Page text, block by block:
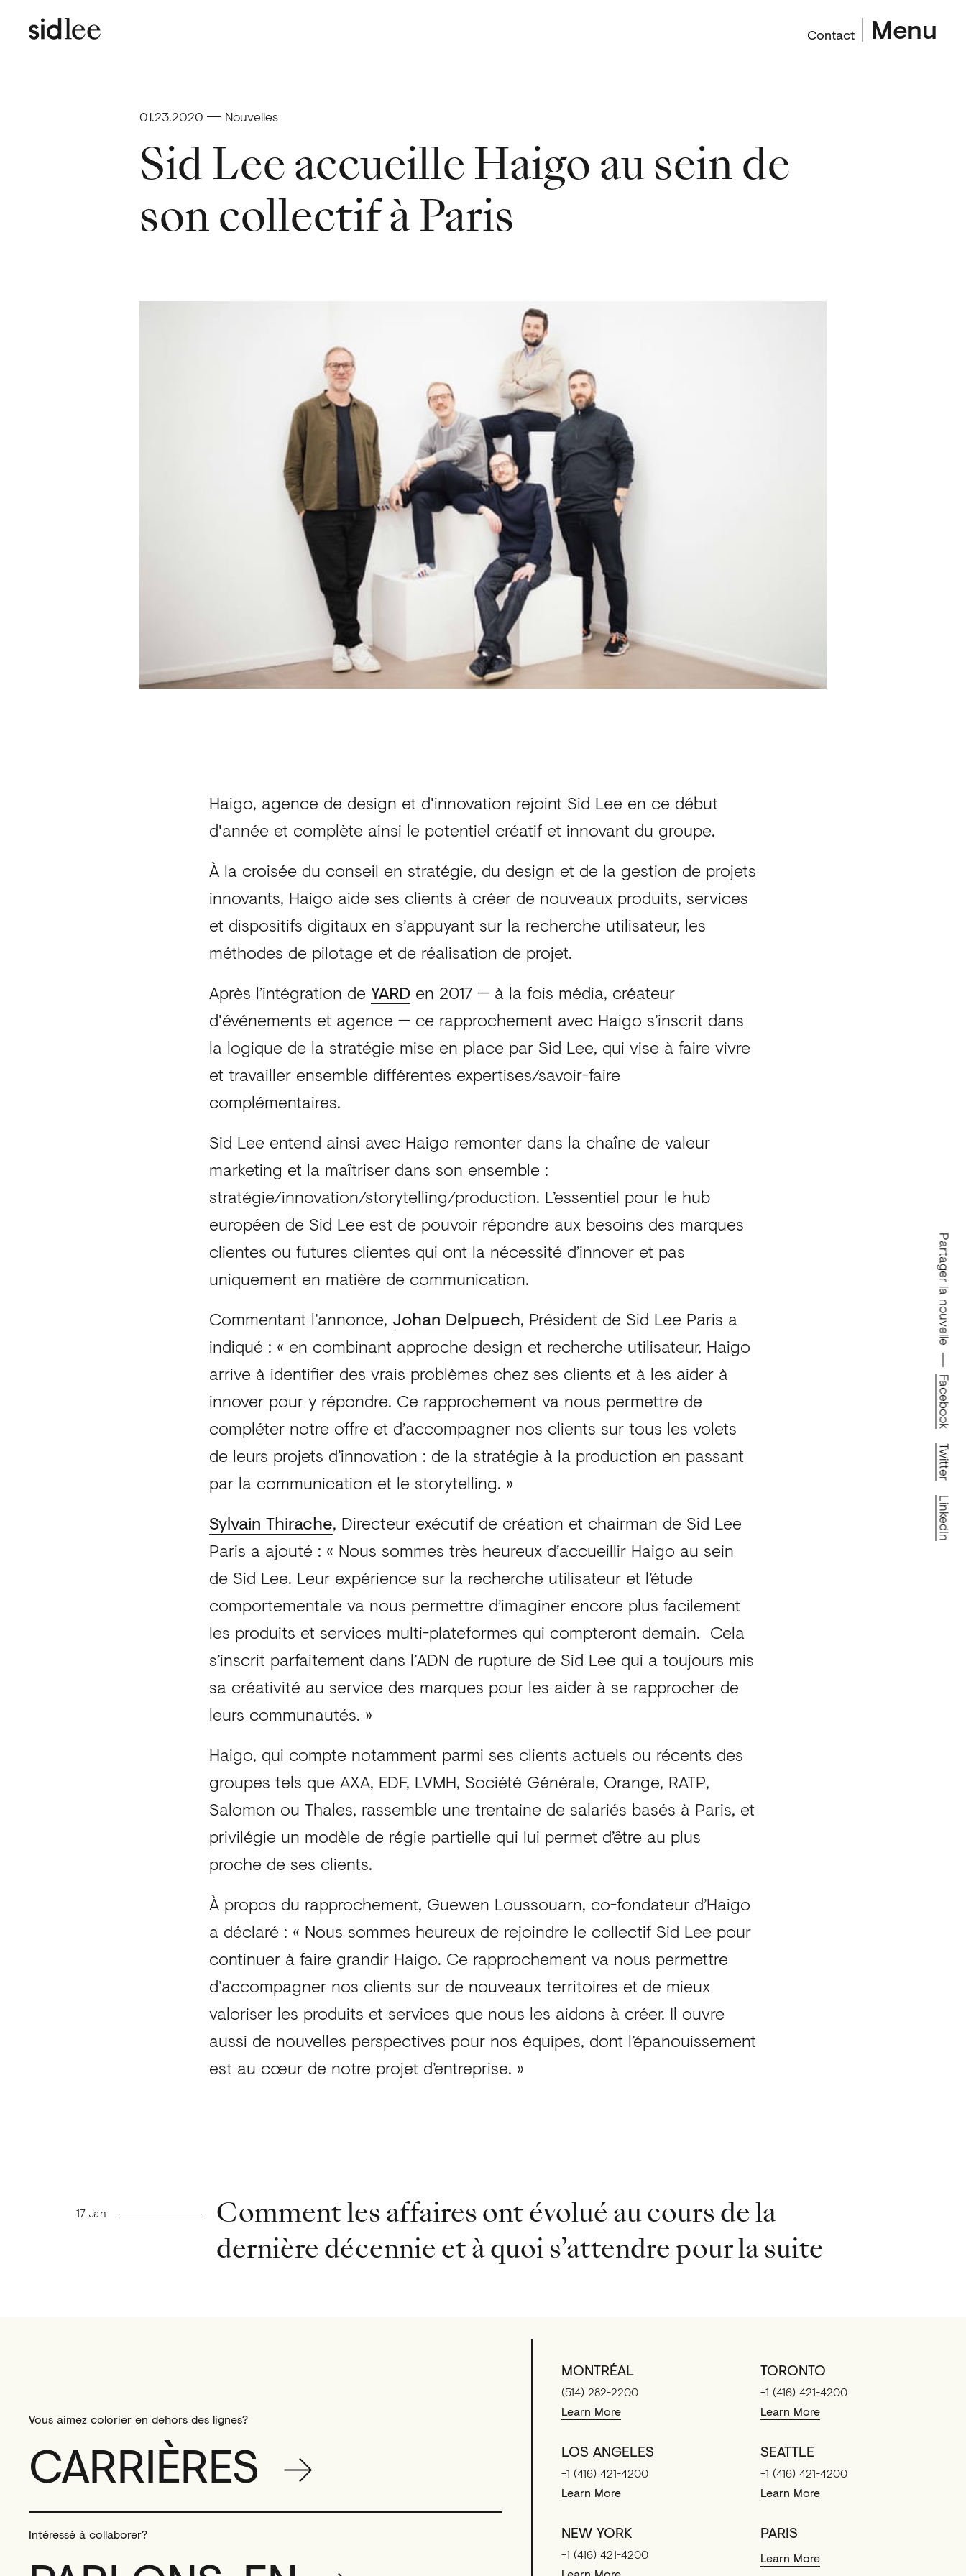
Contact Menu
01.23.2020 Nouvelles
Sid Lee accueille Haigo au sein de
son collectif à Paris
Haigo, agence de design et d'innovation rejoint Sid Lee en ce début
d'année et complète ainsi le potentiel créatif et innovant du groupe.
À la croisée du conseil en stratégie, du design et de la gestion de projets
innovants, Haigo aide ses clients à créer de nouveaux produits, services
et dispositifs digitaux en s’appuyant sur la recherche utilisateur, les
méthodes de pilotage et de réalisation de projet.
Après l’intégration deYARD en 2017 — à la fois média, créateur
d'événements et agence — ce rapprochement avec Haigo s’inscrit dans
la logique de la stratégie mise en place par Sid Lee, qui vise à faire vivre
et travailler ensemble différentes expertises/savoir-faire
complémentaires.
Sid Lee entend ainsi avec Haigo remonter dans la chaîne de valeur
marketing et la maîtriser dans son ensemble :
stratégie/innovation/storytelling/production. L’essentiel pour le hub
européen de Sid Lee est de pouvoir répondre aux besoins des marques
clientes ou futures clientes qui ont la nécessité d’innover et pas
uniquement en matière de communication.
Commentant l’annonce, Johan Delpuech, Président de Sid Lee Paris a
indiqué : « en combinant approche design et recherche utilisateur, Haigo
arrive à identifier des vrais problèmes chez ses clients et à les aider à
innover pour y répondre. Ce rapprochement va nous permettre de
compléter notre offre et d’accompagner nos clients sur tous les volets
de leurs projets d’innovation : de la stratégie à la production en passant
par la communication et le storytelling. »
Sylvain Thirache, Directeur exécutif de création et chairman de Sid Lee
Paris a ajouté : « Nous sommes très heureux d’accueillir Haigo au sein
de Sid Lee. Leur expérience sur la recherche utilisateur et l’étude
comportementale va nous permettre d’imaginer encore plus facilement
les produits et services multi-plateformes qui compteront demain. Cela
s’inscrit parfaitement dans l’ADN de rupture de Sid Lee qui a toujours mis
sa créativité au service des marques pour les aider à se rapprocher de
leurs communautés. »
Haigo, qui compte notamment parmi ses clients actuels ou récents des
groupes tels que AXA, EDF, LVMH, Société Générale, Orange, RATP,
Salomon ou Thales, rassemble une trentaine de salariés basés à Paris, et
privilégie un modèle de régie partielle qui lui permet d’être au plus
proche de ses clients.
À propos du rapprochement, Guewen Loussouarn, co-fondateur d’Haigo
a déclaré : « Nous sommes heureux de rejoindre le collectif Sid Lee pour
continuer à faire grandir Haigo. Ce rapprochement va nous permettre
d’accompagner nos clients sur de nouveaux territoires et de mieux
valoriser les produits et services que nous les aidons à créer. Il ouvre
aussi de nouvelles perspectives pour nos équipes, dont l’épanouissement
est au cœur de notre projet d’entreprise. »
Partager la nouvelle
Facebook
Twitter
LinkedIn
Nouvelles précédentes
17 Jan
Comment les affaires ont évolué au cours de la
dernière décennie et à quoi s’attendre pour la suite
Vous aimez colorier en dehors des lignes?
CARRIÈRES
Intéressé à collaborer?
MONTRÉAL
(514) 282-2200
Learn More
TORONTO
+1 (416) 421-4200
Learn More
LOS ANGELES
+1 (416) 421-4200
Learn More
SEATTLE
+1 (416) 421-4200
Learn More
NEW YORK
+1 (416) 421-4200
PARIS
Learn More